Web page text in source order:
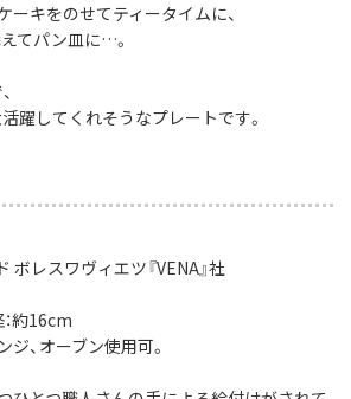
ーキをのせてティータイムに、
てパン皿に…。
躍してくれそうなプレートです。
ボレスワヴィエツ『VENA』社
約16cm
、オーブン使用可。